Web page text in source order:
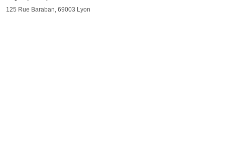
125 Rue Baraban, 69003 Lyon